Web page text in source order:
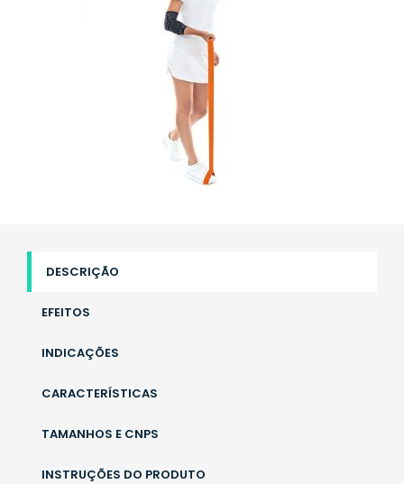
DESCRIÇÃO
EFEITOS
INDICAÇÕES
CARACTERÍSTICAS
TAMANHOS E CNPS
INSTRUÇÕES DO PRODUTO